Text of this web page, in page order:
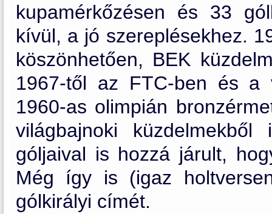
kupamérkőzésen és 33
kívül, a jó szereplésekhez.
köszönhetően, BEK
1967-től az FTC-ben és a
1960-as olimpián
világbajnoki
góljaival is hozzá járult,
Még így is (igaz
gólkirályi címét.